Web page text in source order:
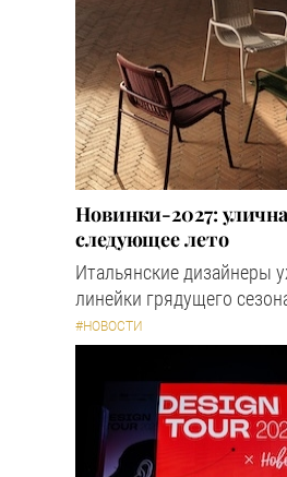
Новинки-2027:
следующее лето
Итальянские дизайнеры
линейки грядущего
#НОВОСТИ